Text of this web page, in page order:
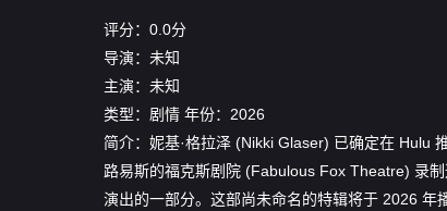
评分：0.0分
导演：未知
主演：未知
类型： 剧情 年份： 2026
简介：妮基·格拉泽 (Nikki Glaser) 已确定在 Hulu
路易斯的福克斯剧院 (Fabulous Fox Theatre) 录
演出的一部分。这部尚未命名的特辑将于 2026 年